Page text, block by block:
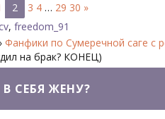
2 3 4 … 29 30 »
, freedom_91
Фанфики по Сумеречной саге с
на брак? КОНЕЦ)
СЕБЯ ЖЕНУ?